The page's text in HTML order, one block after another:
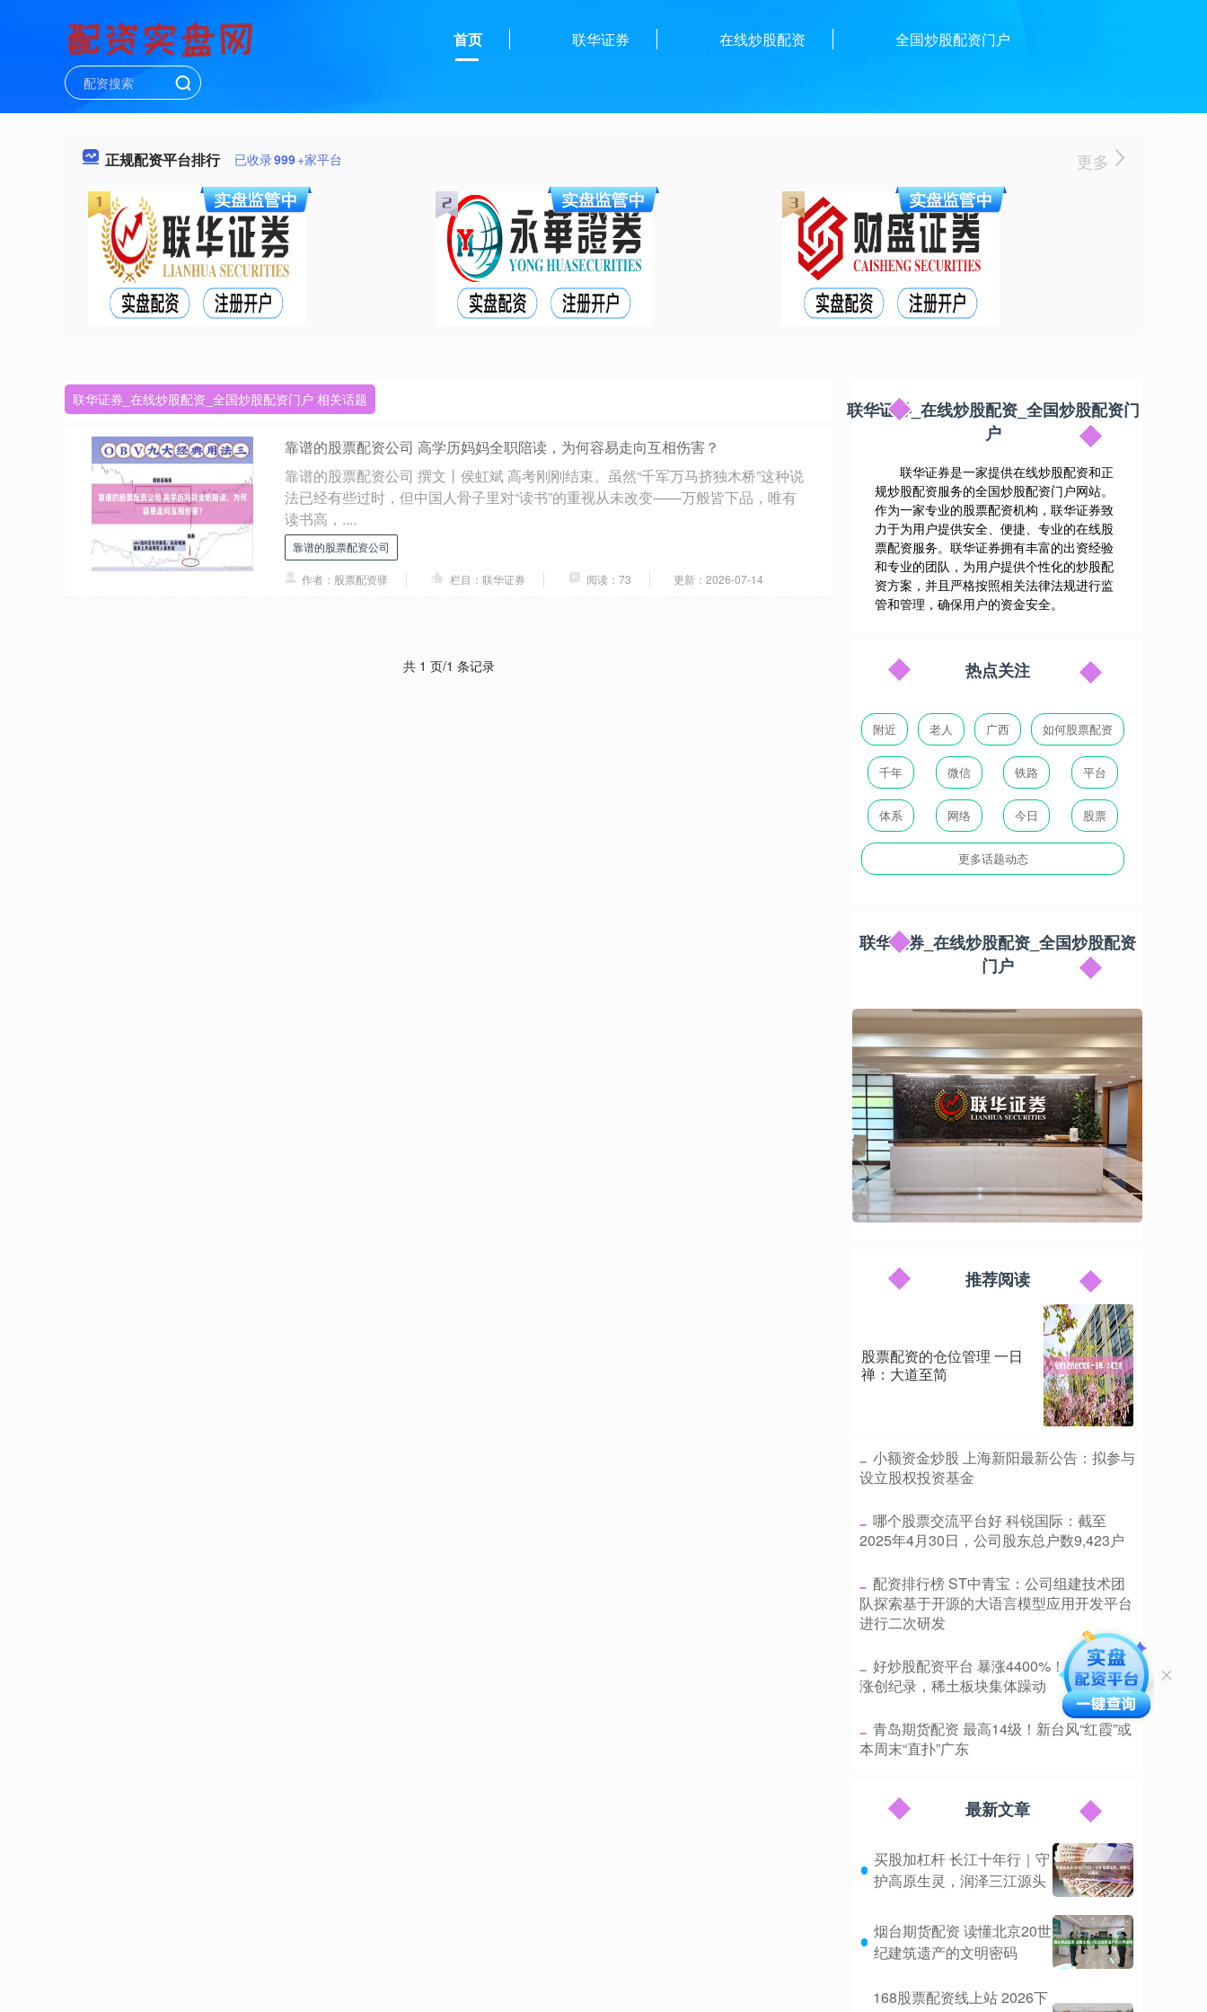
首页 联华证券 在线炒股配资 全国炒股配资门户
正规配资平台排行 已收录999+家平台 更多
联华证券_在线炒股配资_全国炒股配资门户 相关话题
靠谱的股票配资公司 高学历妈妈全职陪读，为何容易走向互相伤害？
靠谱的股票配资公司 撰文丨侯虹斌 高考刚刚结束。虽然“千军万马挤独木桥”这种说
法已经有些过时，但中国人骨子里对“读书”的重视从未改变——万般皆下品，唯有
读书高，....
靠谱的股票配资公司
作者：股票配资驿 栏目：联华证券 阅读：73 更新：2026-07-14
共 1 页/1 条记录
联华证券_在线炒股配资_全国炒股配资门
户
联华证券是一家提供在线炒股配资和正
规炒股配资服务的全国炒股配资门户网站。
作为一家专业的股票配资机构，联华证券致
力于为用户提供安全、便捷、专业的在线股
票配资服务。联华证券拥有丰富的出资经验
和专业的团队，为用户提供个性化的炒股配
资方案，并且严格按照相关法律法规进行监
管和管理，确保用户的资金安全。
热点关注
附近 老人 广西 如何股票配资
千年 微信 铁路 平台
体系 网络 今日 股票
更多话题动态
联华证券_在线炒股配资_全国炒股配资
门户
推荐阅读
股票配资的仓位管理 一日
禅：大道至简
​小额资金炒股 上海新阳最新公告：拟参与
设立股权投资基金
​哪个股票交流平台好 科锐国际：截至
2025年4月30日，公司股东总户数9,423户
​配资排行榜 ST中青宝：公司组建技术团
队探索基于开源的大语言模型应用开发平台
进行二次研发
​好炒股配资平台 暴涨4400%！氧化钇疯
涨创纪录，稀土板块集体躁动
​青岛期货配资 最高14级！新台风“红霞”或
本周末“直扑”广东
最新文章
买股加杠杆 长江十年行｜守
护高原生灵，润泽三江源头
烟台期货配资 读懂北京20世
纪建筑遗产的文明密码
168股票配资线上站 2026下